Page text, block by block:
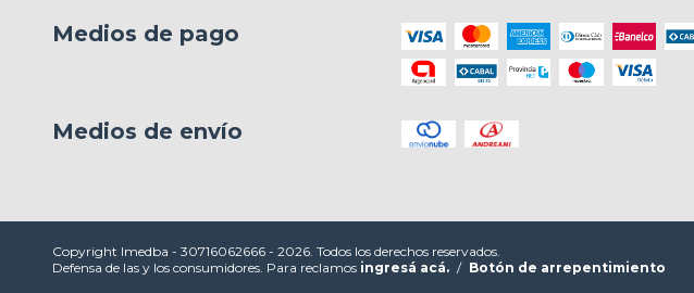
Medios de pago
Medios de envío
Copyright Imedba - 30716062666 - 2026. Todos los derechos reservados.
Defensa de las y los consumidores. Para reclamos ingresá acá. / Botón de arrepentimiento